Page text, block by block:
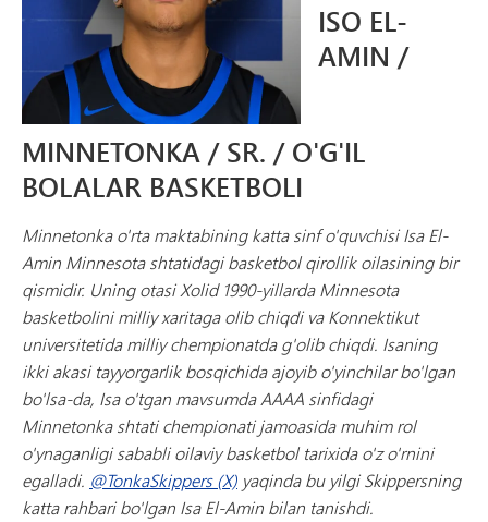
ISO EL-
AMIN /
MINNETONKA / SR. / O'G'IL
BOLALAR BASKETBOLI
Minnetonka o'rta maktabining katta sinf o'quvchisi Isa El-
Amin Minnesota shtatidagi basketbol qirollik oilasining bir
qismidir. Uning otasi Xolid 1990-yillarda Minnesota
basketbolini milliy xaritaga olib chiqdi va Konnektikut
universitetida milliy chempionatda g'olib chiqdi. Isaning
ikki akasi tayyorgarlik bosqichida ajoyib o'yinchilar bo'lgan
bo'lsa-da, Isa o'tgan mavsumda AAAA sinfidagi
Minnetonka shtati chempionati jamoasida muhim rol
o'ynaganligi sababli oilaviy basketbol tarixida o'z o'rnini
egalladi. @TonkaSkippers (X) yaqinda bu yilgi Skippersning
katta rahbari bo'lgan Isa El-Amin bilan tanishdi.